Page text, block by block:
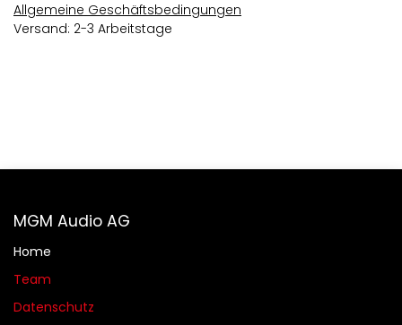
Allgemeine Geschäftsbedingungen
Versand: 2-3 Arbeitstage
MGM Audio AG
Home
Team
Datenschutz